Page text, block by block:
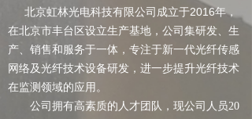
北京虹林光电科技有限公司成立于2016年，
在北京市丰台区设立生产基地，公司集研发、生
产、销售和服务于一体，专注于新一代光纤传感
网络及光纤技术设备研发，进一步提升光纤技术
在监测领域的应用。
公司拥有高素质的人才团队，现公司人员20